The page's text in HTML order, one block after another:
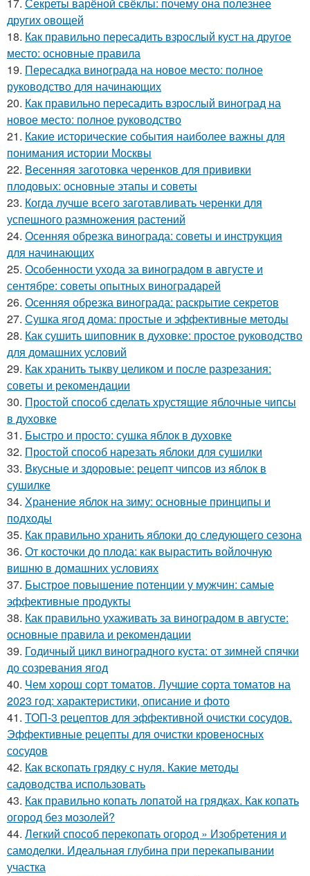
других овощей
18. Как правильно пересадить взрослый куст на другое
место: основные правила
19. Пересадка винограда на новое место: полное
руководство для начинающих
20. Как правильно пересадить взрослый виноград на
новое место: полное руководство
21. Какие исторические события наиболее важны для
понимания истории Москвы
22. Весенняя заготовка черенков для прививки
плодовых: основные этапы и советы
23. Когда лучше всего заготавливать черенки для
успешного размножения растений
24. Осенняя обрезка винограда: советы и инструкция
для начинающих
25. Особенности ухода за виноградом в августе и
сентябре: советы опытных виноградарей
26. Осенняя обрезка винограда: раскрытие секретов
27. Сушка ягод дома: простые и эффективные методы
28. Как сушить шиповник в духовке: простое руководство
для домашних условий
29. Как хранить тыкву целиком и после разрезания:
советы и рекомендации
30. Простой способ сделать хрустящие яблочные чипсы
в духовке
31. Быстро и просто: сушка яблок в духовке
32. Простой способ нарезать яблоки для сушилки
33. Вкусные и здоровые: рецепт чипсов из яблок в
сушилке
34. Хранение яблок на зиму: основные принципы и
подходы
35. Как правильно хранить яблоки до следующего сезона
36. От косточки до плода: как вырастить войлочную
вишню в домашних условиях
37. Быстрое повышение потенции у мужчин: самые
эффективные продукты
38. Как правильно ухаживать за виноградом в августе:
основные правила и рекомендации
39. Годичный цикл виноградного куста: от зимней спячки
до созревания ягод
40. Чем хорош сорт томатов. Лучшие сорта томатов на
2023 год: характеристики, описание и фото
41. ТОП-3 рецептов для эффективной очистки сосудов.
Эффективные рецепты для очистки кровеносных
сосудов
42. Как вскопать грядку с нуля. Какие методы
садоводства использовать
43. Как правильно копать лопатой на грядках. Как копать
огород без мозолей?
44. Легкий способ перекопать огород » Изобретения и
самоделки. Идеальная глубина при перекапывании
участка